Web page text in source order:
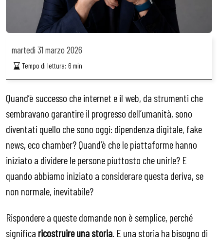
martedì 31 marzo 2026
Tempo di lettura:6 min
Quand’è successo che internet e il web, da strumenti che
sembravano garantire il progresso dell’umanità, sono
diventati quello che sono oggi: dipendenza digitale, fake
news, eco chamber? Quand’è che le piattaforme hanno
iniziato a dividere le persone piuttosto che unirle? E
quando abbiamo iniziato a considerare questa deriva, se
non normale, inevitabile?
Rispondere a queste domande non è semplice, perché
significa ricostruire una storia . E una storia ha bisogno di